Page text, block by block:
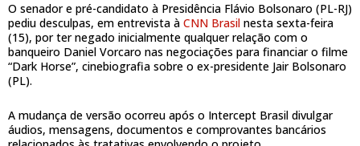
O senador e pré-candidato à Presidência Flávio Bolsonaro (PL-RJ)
pediu desculpas, em entrevista à CNN Brasil nesta sexta-feira
(15), por ter negado inicialmente qualquer relação com o
banqueiro Daniel Vorcaro nas negociações para financiar o filme
“Dark Horse”, cinebiografia sobre o ex-presidente Jair Bolsonaro
(PL).
A mudança de versão ocorreu após o Intercept Brasil divulgar
áudios, mensagens, documentos e comprovantes bancários